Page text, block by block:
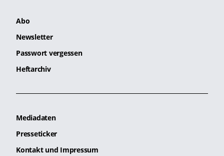
Abo
Newsletter
Passwort vergessen
Heftarchiv
Mediadaten
Presseticker
Kontakt und Impressum